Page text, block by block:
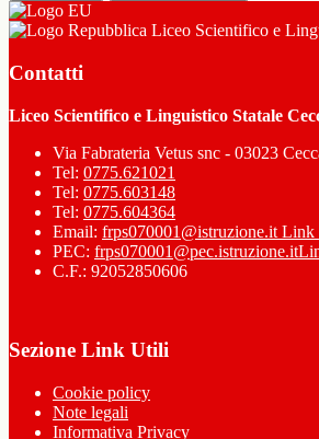
Liceo Scientifico e
Contatti
Liceo Scientifico e Linguistico Statale
Via Fabrateria Vetus snc - 03023
Tel: 0775.621021
Tel: 0775.603148
Tel: 0775.604364
Email: frps070001@istruzione.it Link
PEC: frps070001@pec.istruzione.it
C.F.: 92052850606
Sezione Link Utili
Cookie policy
Note legali
Informativa Privacy